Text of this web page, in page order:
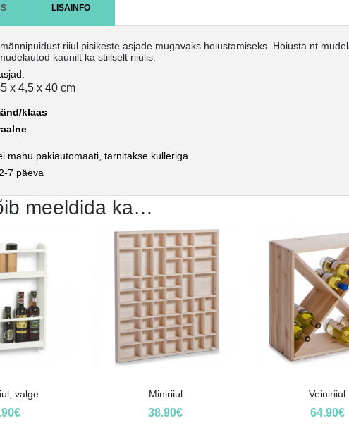
LISAINFO
riiul pisikeste asjade mugavaks hoiustamiseks. Hoiusta nt
kaunilt ka stiilselt riiulis.
x 4,5 x 40 cm
klaas
mahu pakiautomaati, tarnitakse kulleriga.
7 päeva
meeldida ka…
valge
€
Miniriiul
38.90€
Veiniriiul
64.90€